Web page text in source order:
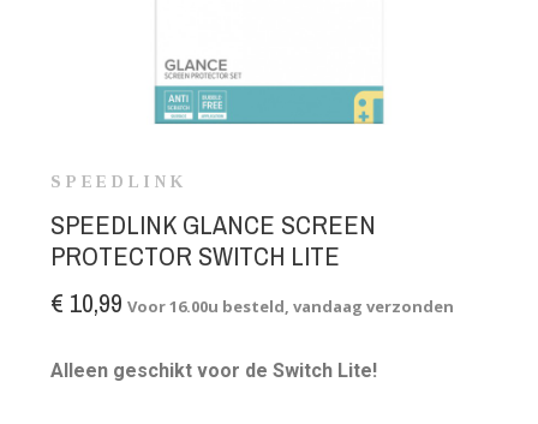
SPEEDLINK
SPEEDLINK GLANCE SCREEN
PROTECTOR SWITCH LITE
€ 10,99 Voor 16.00u besteld, vandaag verzonden
Alleen geschikt voor de Switch Lite!